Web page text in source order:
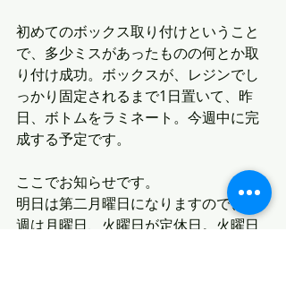
初めてのボックス取り付けということ
で、多少ミスがあったものの何とか取
り付け成功。ボックスが、レジンでし
っかり固定されるまで1日置いて、昨
日、ボトムをラミネート。今週中に完
成する予定です。
ここでお知らせです。
明日は第二月曜日になりますので、今
週は月曜日、火曜日が定休日。火曜日